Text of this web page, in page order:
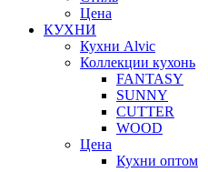
Цена
КУХНИ
Кухни Alvic
Коллекции кухонь
FANTASY
SUNNY
CUTTER
WOOD
Цена
Кухни оптом